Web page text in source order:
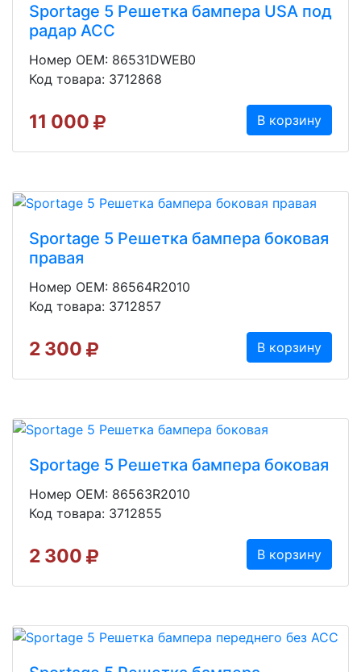
Sportage 5 Решетка бампера USA под
радар ACC
Номер OEM: 86531DWEB0
Код товара: 3712868
11 000 В корзину
Sportage 5 Решетка бампера боковая
правая
Номер OEM: 86564R2010
Код товара: 3712857
2 300 В корзину
Sportage 5 Решетка бампера боковая
Номер OEM: 86563R2010
Код товара: 3712855
2 300 В корзину